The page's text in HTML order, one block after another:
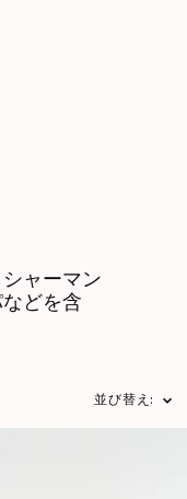
ャーマン
どを含
並び替え: